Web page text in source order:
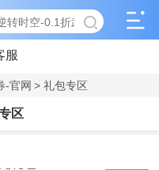
服
-官网 > 礼包专区
区